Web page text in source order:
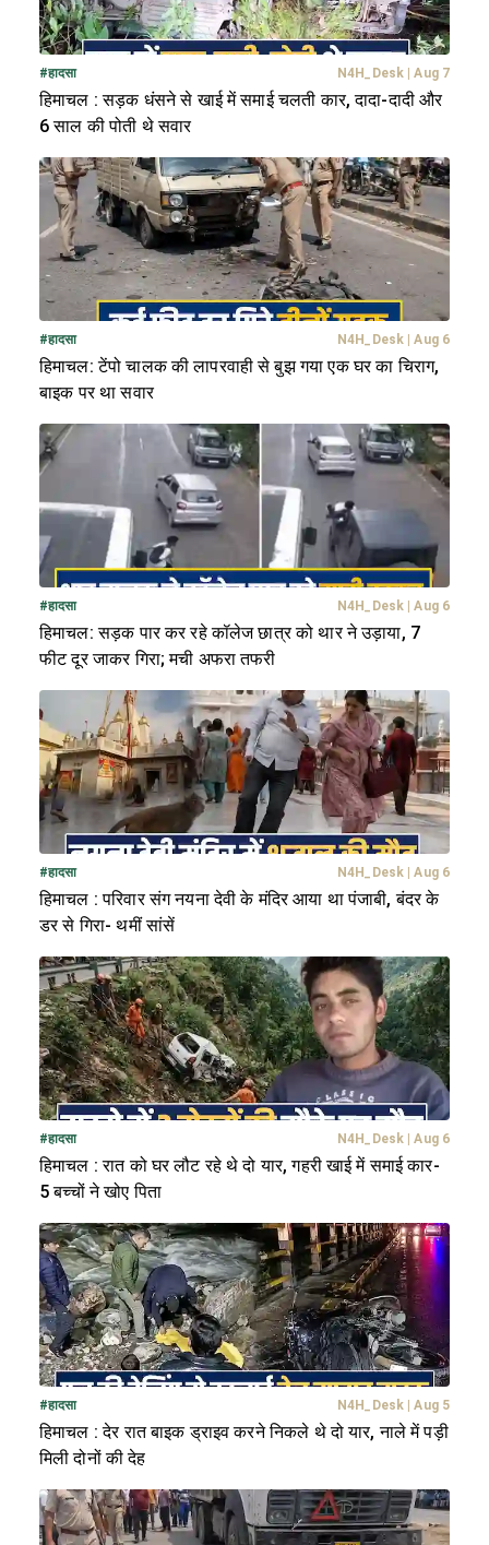
#हादसा N4H_Desk | Aug 7
हिमाचल : सड़क धंसने से खाई में समाई चलती कार, दादा-दादी और
6 साल की पोती थे सवार
#हादसा N4H_Desk | Aug 6
हिमाचल: टेंपो चालक की लापरवाही से बुझ गया एक घर का चिराग,
बाइक पर था सवार
#हादसा N4H_Desk | Aug 6
हिमाचल: सड़क पार कर रहे कॉलेज छात्र को थार ने उड़ाया, 7
फीट दूर जाकर गिरा; मची अफरा तफरी
#हादसा N4H_Desk | Aug 6
हिमाचल : परिवार संग नयना देवी के मंदिर आया था पंजाबी, बंदर के
डर से गिरा- थमीं सांसें
#हादसा N4H_Desk | Aug 6
हिमाचल : रात को घर लौट रहे थे दो यार, गहरी खाई में समाई कार-
5 बच्चों ने खोए पिता
#हादसा N4H_Desk | Aug 5
हिमाचल : देर रात बाइक ड्राइव करने निकले थे दो यार, नाले में पड़ी
मिली दोनों की देह